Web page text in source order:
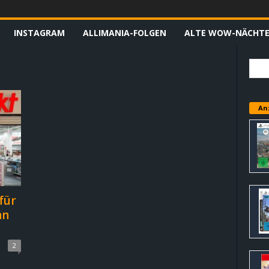
INSTAGRAM ALLIMANIA-FOLGEN ALTE WOW-NÄCHTE
2